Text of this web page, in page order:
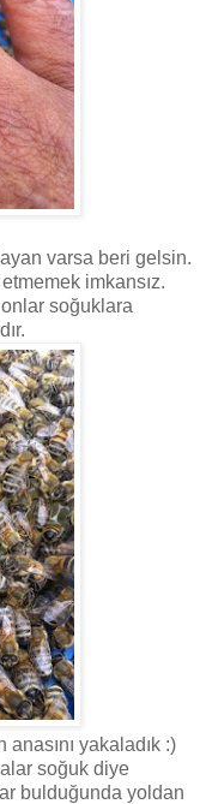
varsa beri gelsin.
imkansız.
soğuklara
yakaladık :)
soğuk diye
bulduğunda yoldan